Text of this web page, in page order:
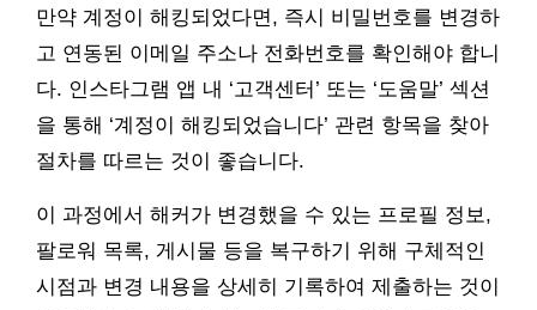
만약 계정이 해킹되었다면, 즉시 비밀번호를 변경하
고 연동된 이메일 주소나 전화번호를 확인해야 합니
다. 인스타그램 앱 내 ‘고객센터’ 또는 ‘도움말’ 섹션
을 통해 ‘계정이 해킹되었습니다’ 관련 항목을 찾아
절차를 따르는 것이 좋습니다.
이 과정에서 해커가 변경했을 수 있는 프로필 정보,
팔로워 목록, 게시물 등을 복구하기 위해 구체적인
시점과 변경 내용을 상세히 기록하여 제출하는 것이